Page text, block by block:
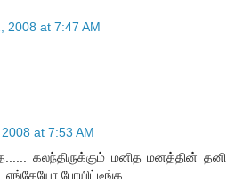
2008 at 7:47 AM
at 7:53 AM
கலந்திருக்கும் மனித மனத்தின் தனி
போயிட்டீங்க...